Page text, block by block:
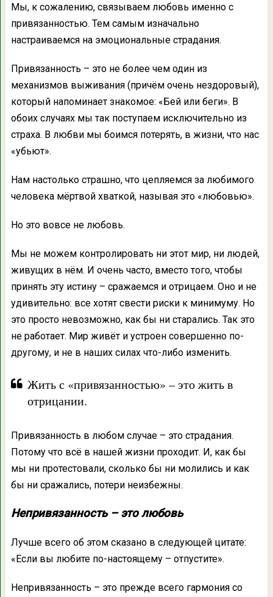
Мы, к сожалению, связываем любовь именно с
привязанностью. Тем самым изначально
настраиваемся на эмоциональные страдания.
Привязанность – это не более чем один из
механизмов выживания (причём очень нездоровый),
который напоминает знакомое: «Бей или беги». В
обоих случаях мы так поступаем исключительно из
страха. В любви мы боимся потерять, в жизни, что нас
«убьют».
Нам настолько страшно, что цепляемся за любимого
человека мёртвой хваткой, называя это «любовью».
Но это вовсе не любовь.
Мы не можем контролировать ни этот мир, ни людей,
живущих в нём. И очень часто, вместо того, чтобы
принять эту истину – сражаемся и отрицаем. Оно и не
удивительно: все хотят свести риски к минимуму. Но
это просто невозможно, как бы ни старались. Так это
не работает. Мир живёт и устроен совершенно по-
другому, и не в наших силах что-либо изменить.
Жить с «привязанностью» – это жить в
отрицании.
Привязанность в любом случае – это страдания.
Потому что всё в нашей жизни проходит. И, как бы
мы ни протестовали, сколько бы ни молились и как
бы ни сражались, потери неизбежны.
Непривязанность – это любовь
Лучше всего об этом сказано в следующей цитате:
«Если вы любите по-настоящему – отпустите».
Непривязанность – это прежде всего гармония со